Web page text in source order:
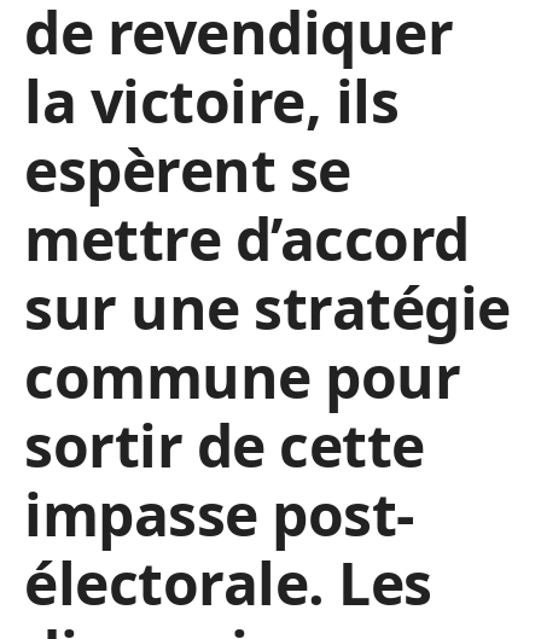
de revendiquer
la victoire, ils
espèrent se
mettre d’accord
sur une stratégie
commune pour
sortir de cette
impasse post-
électorale. Les